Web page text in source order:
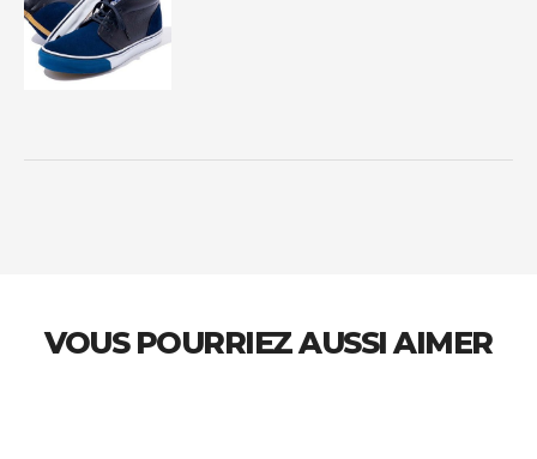
VOUS POURRIEZ AUSSI AIMER